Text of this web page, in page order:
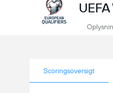
Scoringsoversigt